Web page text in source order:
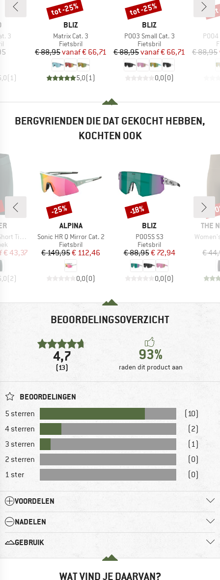
3
( 1)
MERK
BLIZ
Artikel
Matrix Cat. 3
Productgroep
Fietsbril
Prijs
€ 88,95 Verlaagde prijs
vanaf€ 66,71
5,0( 1)
Korting
tot -25%
MERK
BLIZ
Artikel
P003 Small Cat. 3
Productgroep
Fietsbril
Prijs
€ 88,95 Verlaagde prijs
vanaf€ 66,71
0,0(0)
Korting
tot -25%
Artikel
P004
€ 88,95
BERGVRIENDEN DIE DAT GEKOCHT HEBBEN,
KOCHTEN OOK
Tour
prijs
€ 43,37
(2)
MERK
ALPINA
Artikel
Sonic HR Q Mirror Cat. 2
Productgroep
Fietsbril
Prijs
€ 149,95Verlaagde prijs
€ 112,46
0,0(0)
Korting
-25%
MERK
BLIZ
Artikel
P005S S3
Productgroep
Fietsbril
Prijs
€ 88,95Verlaagde prijs
€ 72,94
0,0(0)
Korting
-18%
MERK
THE
Artikel
€
-
BEOORDELINGSOVERZICHT
4,7
(13)
93%
raden dit product aan
BEOORDELINGEN
5 sterren
(10)
4 sterren
(2)
3 sterren
(1)
2 sterren
(0)
1 ster
(0)
VOORDELEN
NADELEN
GEBRUIK
WAT VIND JE DAARVAN?